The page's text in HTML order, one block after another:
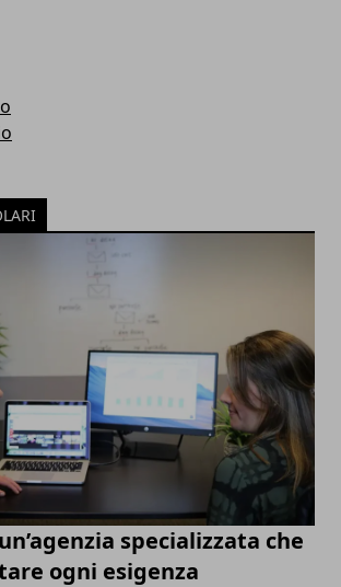
specializzata che
ogni esigenza